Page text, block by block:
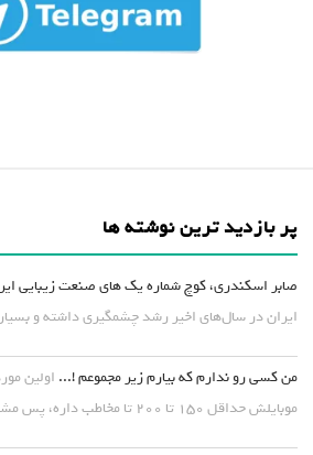
پر بازدید ترین نوشته ها
صابر اسکندری، کوچ شماره یک های صنعت زیبایی
ایران در سال‌های اخیر رشد چشمگیری داشته و
من کسی رو ندارم که بیارم زیر مجموعم !... اولین
موبایلش حداقل ۱۵۰ تا ۲۰۰ تا مخاطب داره، پس مشکل اصلی...